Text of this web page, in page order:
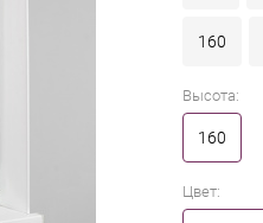
160
Высота:
160
Цвет: